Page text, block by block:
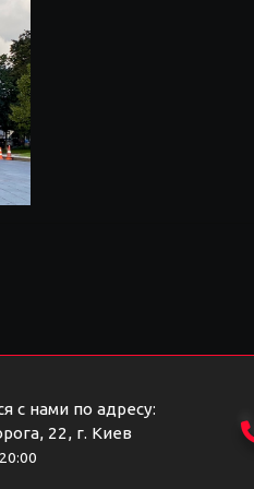
с нами по адресу:
22, г. Киев